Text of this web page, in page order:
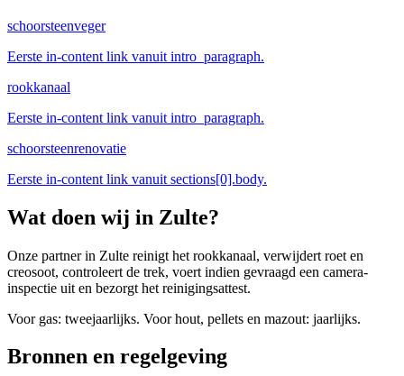
schoorsteenveger
Eerste in-content link vanuit intro_paragraph.
rookkanaal
Eerste in-content link vanuit intro_paragraph.
schoorsteenrenovatie
Eerste in-content link vanuit sections[0].body.
Wat doen wij in Zulte?
Onze partner in Zulte reinigt het rookkanaal, verwijdert roet en
creosoot, controleert de trek, voert indien gevraagd een camera-
inspectie uit en bezorgt het reinigingsattest.
Voor gas: tweejaarlijks. Voor hout, pellets en mazout: jaarlijks.
Bronnen en regelgeving